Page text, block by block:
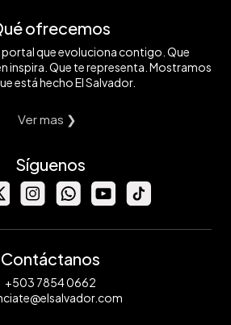
ofrecemos
que evoluciona contigo. Que
inspira. Que te representa. Mostramos
está hecho El Salvador.
Ver mas ❯
Síguenos
Contáctanos
+503 7854 0662